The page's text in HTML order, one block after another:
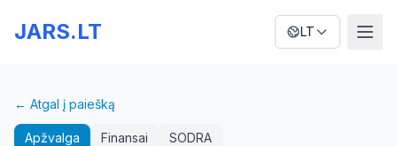
JARS.LT LT
← Atgal į paiešką
Apžvalga Finansai SODRA